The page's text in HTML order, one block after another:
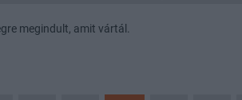
megindult, amit vártál.